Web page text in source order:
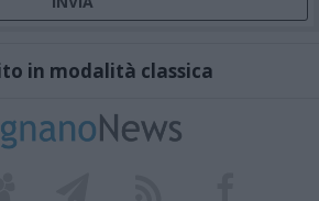
in modalità classica